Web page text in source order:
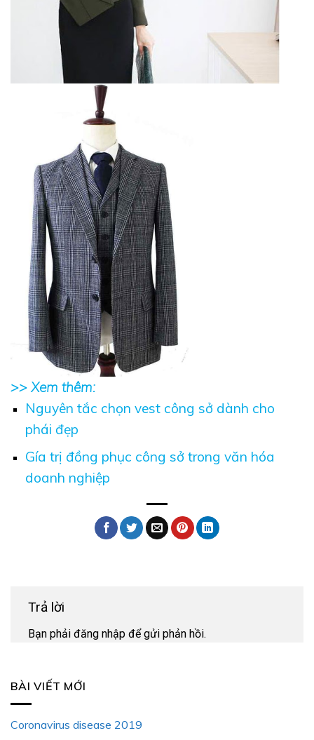
BÀI VIẾT MỚI
Coronavirus disease 2019
>> Xem thêm:
Nguyên tắc chọn vest công sở dành cho
phái đẹp
Gía trị đồng phục công sở trong văn hóa
doanh nghiệp
Trả lời
Bạn phải đăng nhập để gửi phản hồi.